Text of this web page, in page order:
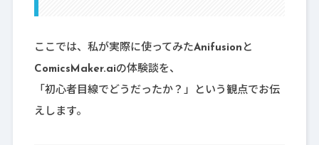
ここでは、私が実際に使ってみたAnifusion と
ComicsMaker.aiの体験談を、
「初心者目線でどうだったか？」という観点でお伝
えします。